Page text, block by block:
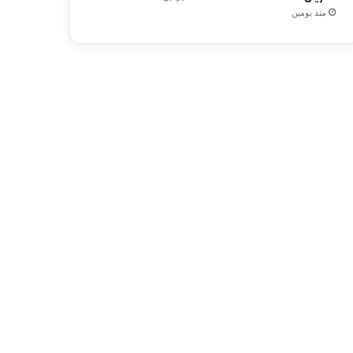
منذ يومين